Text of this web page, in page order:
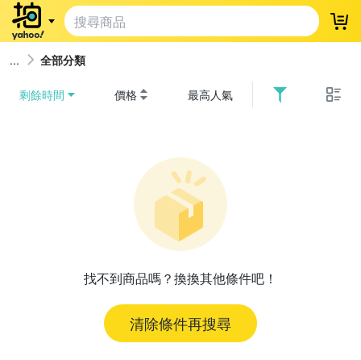
登
全部分類
剩餘時間 價格 最高人氣
找不到商品嗎？換換其他條件吧！
清除條件再搜尋